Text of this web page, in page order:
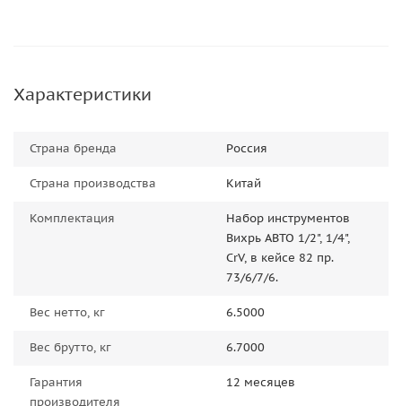
Характеристики
Страна бренда Россия
Страна производства Китай
Комплектация
Набор инструментов
Вихрь АВТО 1/2", 1/4",
CrV, в кейсе 82 пр.
73/6/7/6.
Вес нетто, кг 6.5000
Вес брутто, кг 6.7000
Гарантия
производителя
12 месяцев